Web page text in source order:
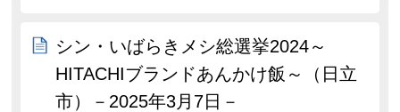
シン・いばらきメシ総選挙2024～
HITACHIブランドあんかけ飯～（日立
市）－2025年3月7日－